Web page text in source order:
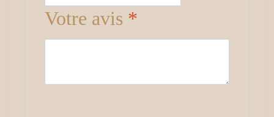
Votre avis *